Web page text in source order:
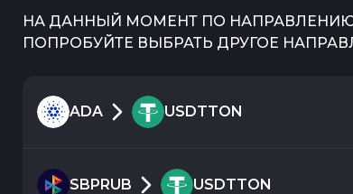
НА ДАННЫЙ МОМЕНТ ПО
ПОПРОБУЙТЕ ВЫБРАТЬ ДРУГОЕ
ADA USDTTON
SBPRUB USDTTON